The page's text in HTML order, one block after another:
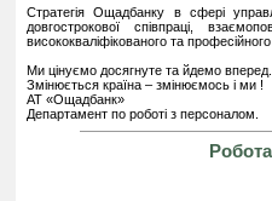
Стратегія Ощадбанку в сфері
довгострокової співпраці,
висококваліфікованого та
Ми цінуємо досягнуте та йдемо вперед.
Змінюється країна – змінюємось і ми !
АТ «Ощадбанк»
Департамент по роботі з персоналом.